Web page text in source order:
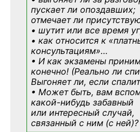
пускает ли опоздавших;
отмечает ли
• шутит или все время
• как относится к
консультациям»…
• И как экзамены
конечно! (Реально ли
Выгоняет ли, если
• Может быть, вам
какой-нибудь забавный
или интересный случай,
связанный с ним (с ней)?